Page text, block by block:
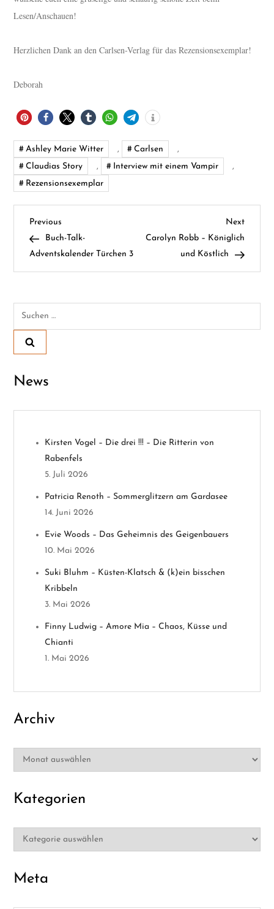
Lesen/Anschauen!
Herzlichen Dank an den Carlsen-Verlag für das Rezensionsexemplar!
Deborah
Ashley Marie Witter , Carlsen
,
Claudias Story
, Interview mit einem Vampir
,
Rezensionsexemplar
B
e
t
r
g
s
n
v
a
n
Previous
Post
Previous
Buch-Talk-
Adventskalender Türchen 3
Next
Post
Next
Carolyn Robb – Königlich
und Köstlich
Suchen
News
Kirsten Vogel – Die drei !!! – Die Ritterin von
Rabenfels
5. Juli 2026
Patricia Renoth – Sommerglitzern am Gardasee
14. Juni 2026
Evie Woods – Das Geheimnis des Geigenbauers
10. Mai 2026
Suki Bluhm – Küsten-Klatsch & (k)ein bisschen
Kribbeln
3. Mai 2026
Finny Ludwig – Amore Mia – Chaos, Küsse und
Chianti
1. Mai 2026
Archiv
Archiv
Kategorien
Kategorien
Meta